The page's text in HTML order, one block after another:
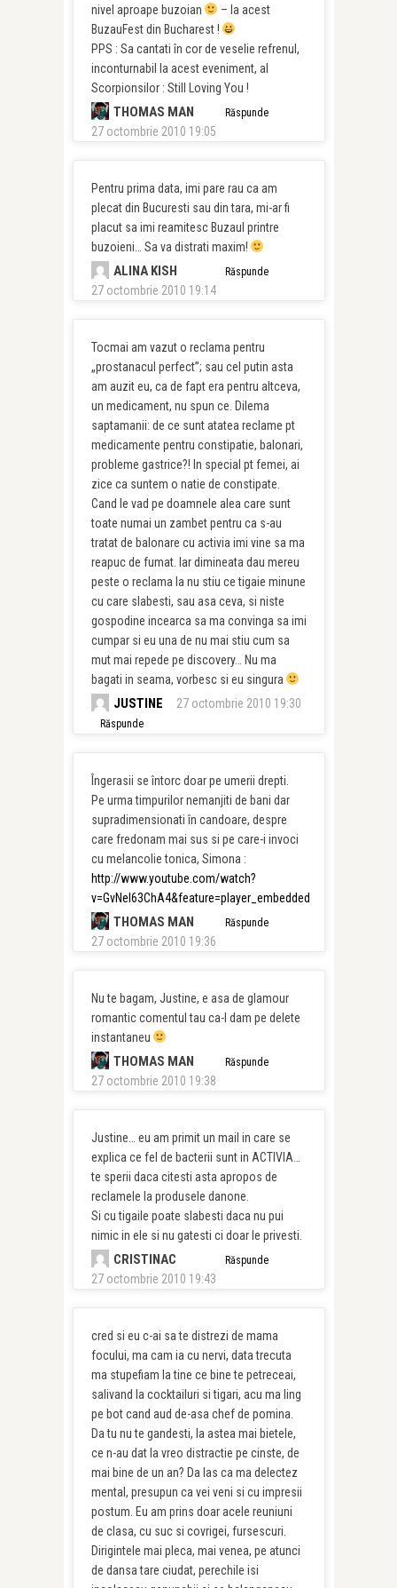
nivel aproape buzoian
– la acest
BuzauFest din Bucharest !
PPS : Sa cantati în cor de veselie refrenul,
inconturnabil la acest eveniment, al
Scorpionsilor : Still Loving You !
THOMAS MAN
27 octombrie 2010 19:05
Răspunde
Pentru prima data, imi pare rau ca am
plecat din Bucuresti sau din tara, mi-ar fi
placut sa imi reamitesc Buzaul printre
buzoieni… Sa va distrati maxim!
ALINA KISH
27 octombrie 2010 19:14
Răspunde
Tocmai am vazut o reclama pentru
„prostanacul perfect”; sau cel putin asta
am auzit eu, ca de fapt era pentru altceva,
un medicament, nu spun ce. Dilema
saptamanii: de ce sunt atatea reclame pt
medicamente pentru constipatie, balonari,
probleme gastrice?! In special pt femei, ai
zice ca suntem o natie de constipate.
Cand le vad pe doamnele alea care sunt
toate numai un zambet pentru ca s-au
tratat de balonare cu activia imi vine sa ma
reapuc de fumat. Iar dimineata dau mereu
peste o reclama la nu stiu ce tigaie minune
cu care slabesti, sau asa ceva, si niste
gospodine incearca sa ma convinga sa imi
cumpar si eu una de nu mai stiu cum sa
mut mai repede pe discovery… Nu ma
bagati in seama, vorbesc si eu singura
JUSTINE 27 octombrie 2010 19:30
Răspunde
Îngerasii se întorc doar pe umerii drepti.
Pe urma timpurilor nemanjiti de bani dar
supradimensionati în candoare, despre
care fredonam mai sus si pe care-i invoci
cu melancolie tonica, Simona :
http://www.youtube.com/watch?
v=GvNel63ChA4&feature=player_embedded
THOMAS MAN
27 octombrie 2010 19:36
Răspunde
Nu te bagam, Justine, e asa de glamour
romantic comentul tau ca-l dam pe delete
instantaneu
THOMAS MAN
27 octombrie 2010 19:38
Răspunde
Justine… eu am primit un mail in care se
explica ce fel de bacterii sunt in ACTIVIA…
te sperii daca citesti asta apropos de
reclamele la produsele danone.
Si cu tigaile poate slabesti daca nu pui
nimic in ele si nu gatesti ci doar le privesti.
CRISTINAC
27 octombrie 2010 19:43
Răspunde
cred si eu c-ai sa te distrezi de mama
focului, ma cam ia cu nervi, data trecuta
ma stupefiam la tine ce bine te petreceai,
salivand la cocktailuri si tigari, acu ma ling
pe bot cand aud de-asa chef de pomina.
Da tu nu te gandesti, la astea mai bietele,
ce n-au dat la vreo distractie pe cinste, de
mai bine de un an? Da las ca ma delectez
mental, presupun ca vei veni si cu impresii
postum. Eu am prins doar acele reuniuni
de clasa, cu suc si covrigei, fursescuri.
Dirigintele mai pleca, mai venea, pe atunci
de dansa tare ciudat, perechile isi